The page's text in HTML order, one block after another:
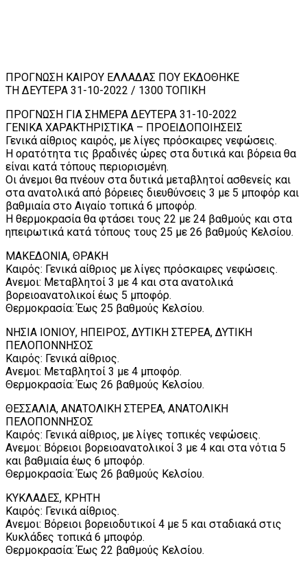
ΠΡΟΓΝΩΣΗ ΚΑΙΡΟΥ ΕΛΛΑΔΑΣ ΠΟΥ ΕΚΔΟΘΗΚΕ
ΤΗ ΔΕΥΤΕΡΑ 31-10-2022 / 1300 ΤΟΠΙΚΗ
ΠΡΟΓΝΩΣΗ ΓΙΑ ΣΗΜΕΡΑ ΔΕΥΤΕΡΑ 31-10-2022
ΓΕΝΙΚΑ ΧΑΡΑΚΤΗΡΙΣΤΙΚΑ – ΠΡΟΕΙΔΟΠΟΙΗΣΕΙΣ
Γενικά αίθριος καιρός, με λίγες πρόσκαιρες νεφώσεις.
Η ορατότητα τις βραδινές ώρες στα δυτικά και βόρεια θα
είναι κατά τόπους περιορισμένη.
Οι άνεμοι θα πνέουν στα δυτικά μεταβλητοί ασθενείς και
στα ανατολικά από βόρειες διευθύνσεις 3 με 5 μποφόρ και
βαθμιαία στο Αιγαίο τοπικά 6 μποφόρ.
Η θερμοκρασία θα φτάσει τους 22 με 24 βαθμούς και στα
ηπειρωτικά κατά τόπους τους 25 με 26 βαθμούς Κελσίου.
ΜΑΚΕΔΟΝΙΑ, ΘΡΑΚΗ
Καιρός: Γενικά αίθριος με λίγες πρόσκαιρες νεφώσεις.
Ανεμοι: Mεταβλητοί 3 με 4 και στα ανατολικά
βορειοανατολικοί έως 5 μποφόρ.
Θερμοκρασία: Έως 25 βαθμούς Κελσίου.
ΝΗΣΙΑ ΙΟΝΙΟΥ, ΗΠΕΙΡΟΣ, ΔΥΤΙΚΗ ΣΤΕΡΕΑ, ΔΥΤΙΚΗ
ΠΕΛΟΠΟΝΝΗΣΟΣ
Καιρός: Γενικά αίθριος.
Ανεμοι: Μεταβλητοί 3 με 4 μποφόρ.
Θερμοκρασία: Έως 26 βαθμούς Κελσίου.
ΘΕΣΣΑΛΙΑ, ΑΝΑΤΟΛΙΚΗ ΣΤΕΡΕΑ, ΑΝΑΤΟΛΙΚΗ
ΠΕΛΟΠΟΝΝΗΣΟΣ
Καιρός: Γενικά αίθριος, με λίγες τοπικές νεφώσεις.
Ανεμοι: Βόρειοι βορειοανατολικοί 3 με 4 και στα νότια 5
και βαθμιαία έως 6 μποφόρ.
Θερμοκρασία: Έως 26 βαθμούς Κελσίου.
ΚΥΚΛΑΔΕΣ, ΚΡΗΤΗ
Καιρός: Γενικά αίθριος.
Ανεμοι: Βόρειοι βορειοδυτικοί 4 με 5 και σταδιακά στις
Κυκλάδες τοπικά 6 μποφόρ.
Θερμοκρασία: Έως 22 βαθμούς Κελσίου.